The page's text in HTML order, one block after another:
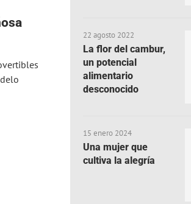
22 agosto 2022
La flor del cambur,
un potencial
alimentario
desconocido
15 enero 2024
Una mujer que
cultiva la alegría